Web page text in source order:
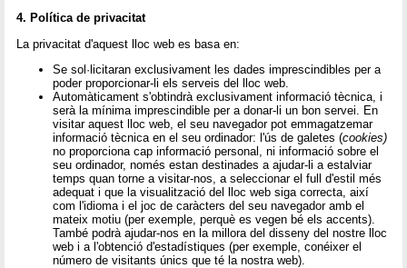
4. Política de privacitat
La privacitat d'aquest lloc web es basa en:
Se sol·licitaran exclusivament les dades imprescindibles per a
poder proporcionar-li els serveis del lloc web.
Automàticament s'obtindrà exclusivament informació tècnica, i
serà la mínima imprescindible per a donar-li un bon servei. En
visitar aquest lloc web, el seu navegador pot emmagatzemar
informació tècnica en el seu ordinador: l'ús de galetes (cookies)
no proporciona cap informació personal, ni informació sobre el
seu ordinador, només estan destinades a ajudar-li a estalviar
temps quan torne a visitar-nos, a seleccionar el full d'estil més
adequat i que la visualització del lloc web siga correcta, així
com l'idioma i el joc de caràcters del seu navegador amb el
mateix motiu (per exemple, perquè es vegen bé els accents).
També podrà ajudar-nos en la millora del disseny del nostre lloc
web i a l'obtenció d'estadístiques (per exemple, conéixer el
número de visitants únics que té la nostra web).